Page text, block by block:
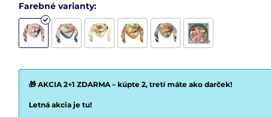
Farebné varianty:
🎁 AKCIA 2+1 ZDARMA – kúpte 2, tretí máte ako darček!
Letná akcia je tu!